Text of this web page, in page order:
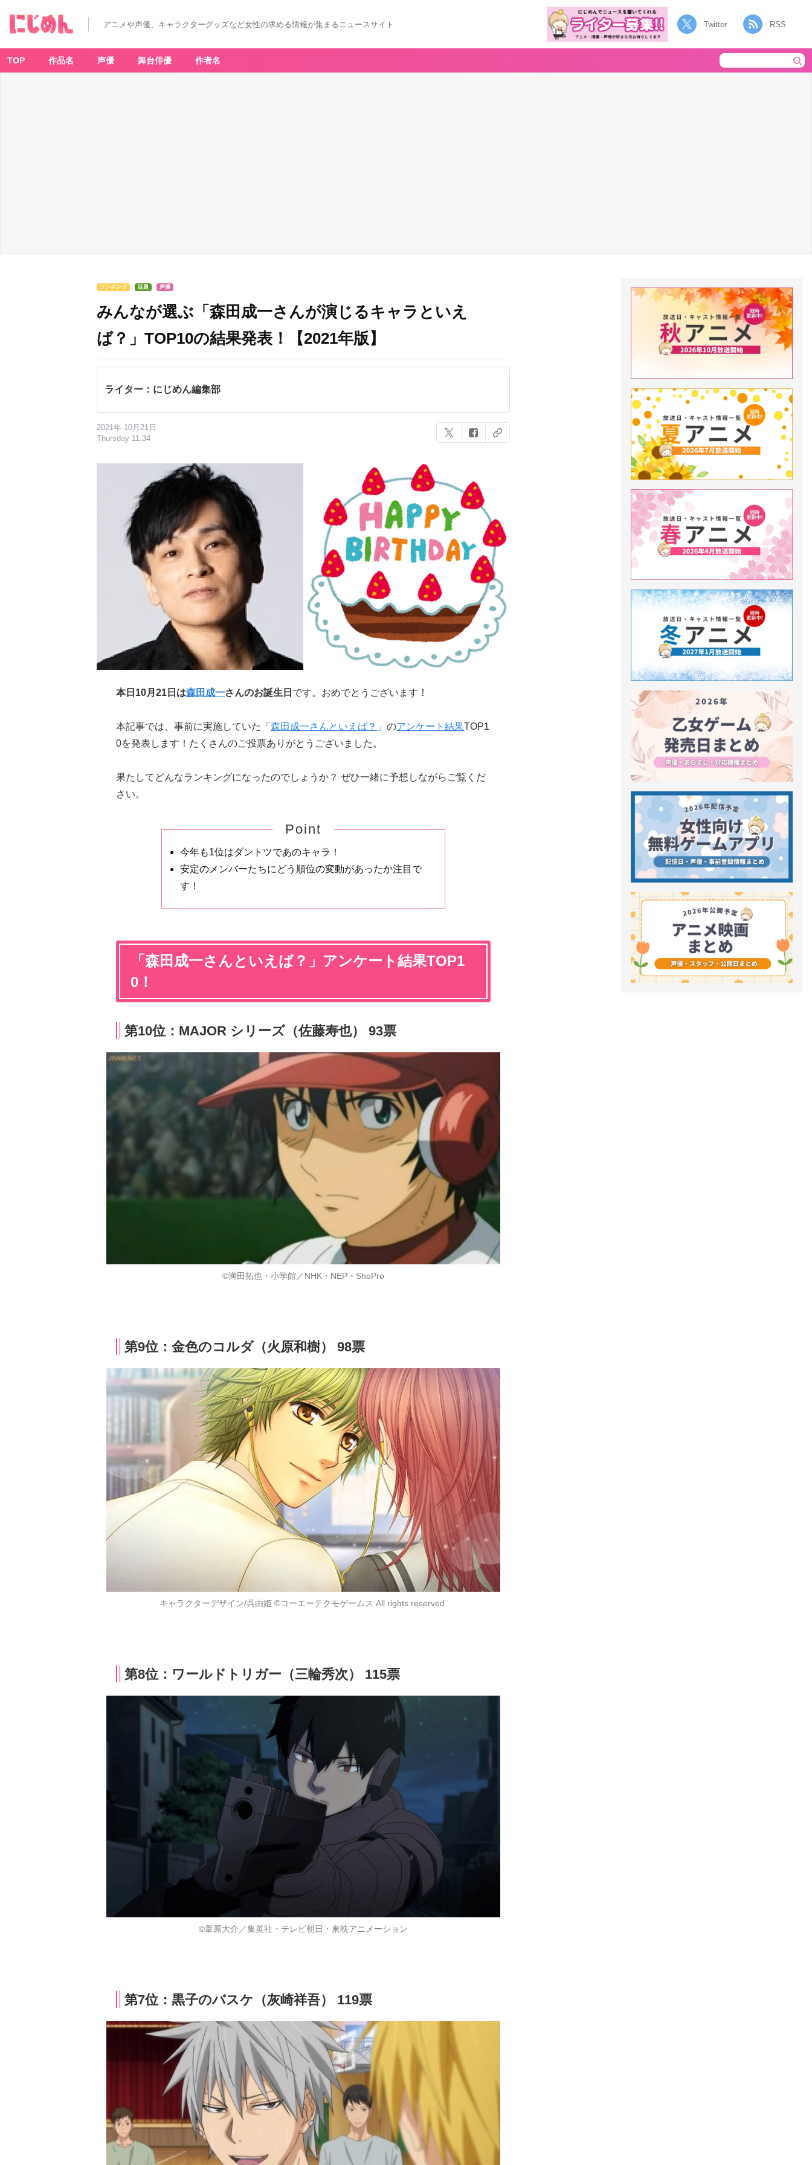
アニメや声優、キャラクターグッズなど女性の求める情報が集まるニュースサイト Twitter RSS
TOP 作品名 声優 舞台俳優 作者名
ランキング 話題 声優
みんなが選ぶ「森田成一さんが演じるキャラといえ
ば？」TOP10の結果発表！【2021年版】
ライター：にじめん編集部
2021年 10月21日
Thursday 11:34
本日10月21日は森田成一さんのお誕生日 です。おめでとうございます！
本記事では、事前に実施していた「 森田成一さんといえば？ 」のアンケート結果TOP1
0を発表します！たくさんのご投票ありがとうございました。
果たしてどんなランキングになったのでしょうか？ ぜひ一緒に予想しながらご覧くだ
さい。
Point
今年も1位はダントツであのキャラ！
安定のメンバーたちにどう順位の変動があったか注目で
す！
「森田成一さんといえば？」アンケート結果TOP1
0！
第10位：MAJOR シリーズ（佐藤寿也） 93票
©満田拓也・小学館／NHK・NEP・ShoPro
第9位：金色のコルダ（火原和樹） 98票
キャラクターデザイン/呉由姫 ©コーエーテクモゲームス All rights reserved.
第8位：ワールドトリガー（三輪秀次） 115票
©葦原大介／集英社・テレビ朝日・東映アニメーション
第7位：黒子のバスケ（灰崎祥吾） 119票